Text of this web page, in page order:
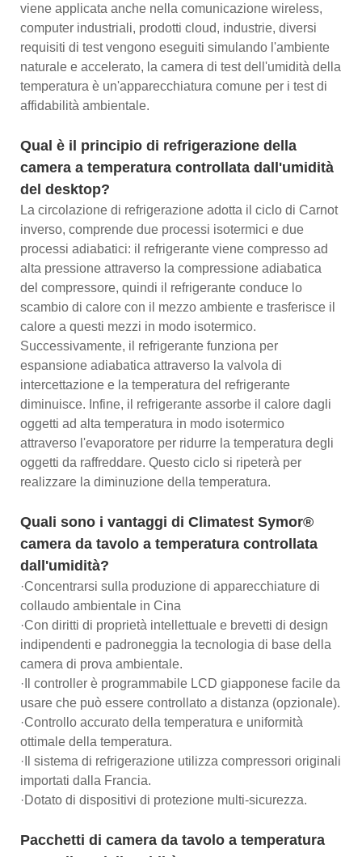
viene applicata anche nella comunicazione wireless,
computer industriali, prodotti cloud, industrie, diversi
requisiti di test vengono eseguiti simulando l'ambiente
naturale e accelerato, la camera di test dell'umidità della
temperatura è un'apparecchiatura comune per i test di
affidabilità ambientale.
Qual è il principio di refrigerazione della
camera a temperatura controllata dall'umidità
del desktop?
La circolazione di refrigerazione adotta il ciclo di Carnot
inverso, comprende due processi isotermici e due
processi adiabatici: il refrigerante viene compresso ad
alta pressione attraverso la compressione adiabatica
del compressore, quindi il refrigerante conduce lo
scambio di calore con il mezzo ambiente e trasferisce il
calore a questi mezzi in modo isotermico.
Successivamente, il refrigerante funziona per
espansione adiabatica attraverso la valvola di
intercettazione e la temperatura del refrigerante
diminuisce. Infine, il refrigerante assorbe il calore dagli
oggetti ad alta temperatura in modo isotermico
attraverso l'evaporatore per ridurre la temperatura degli
oggetti da raffreddare. Questo ciclo si ripeterà per
realizzare la diminuzione della temperatura.
Quali sono i vantaggi di Climatest Symor®
camera da tavolo a temperatura controllata
dall'umidità?
·Concentrarsi sulla produzione di apparecchiature di
collaudo ambientale in Cina
·Con diritti di proprietà intellettuale e brevetti di design
indipendenti e padroneggia la tecnologia di base della
camera di prova ambientale.
·Il controller è programmabile LCD giapponese facile da
usare che può essere controllato a distanza (opzionale).
·Controllo accurato della temperatura e uniformità
ottimale della temperatura.
·Il sistema di refrigerazione utilizza compressori originali
importati dalla Francia.
·Dotato di dispositivi di protezione multi-sicurezza.
Pacchetti di camera da tavolo a temperatura